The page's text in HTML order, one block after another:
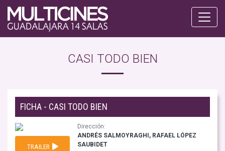
CASI TODO BIEN
FICHA - CASI TODO BIEN
TRAILER
Dirección:
ANDRÉS SALMOYRAGHI, RAFAEL LÓPEZ
SAUBIDET